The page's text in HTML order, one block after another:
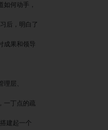
何动手，
后，明白了
成果和领导
层、
一丁点的疏
建起一个